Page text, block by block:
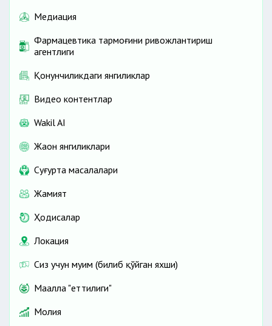
Медиация
Фармацевтика тармоғини ривожлантириш
агентлиги
Қонунчиликдаги янгиликлар
Видео контентлар
Wakil AI
Жаҳон янгиликлари
Cуғурта масалалари
Жамият
Ҳодисалар
Локация
Сиз учун муҳим (билиб қўйган яхши)
Маҳалла "еттилиги"
Молия